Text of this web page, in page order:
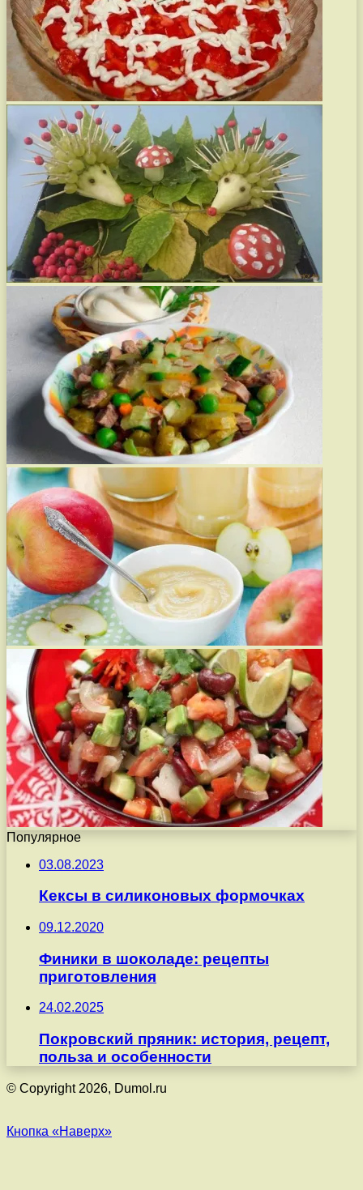
Популярное
03.08.2023
Кексы в силиконовых формочках
09.12.2020
Финики в шоколаде: рецепты
приготовления
24.02.2025
Покровский пряник: история, рецепт,
польза и особенности
© Copyright 2026, Dumol.ru
Кнопка «Наверх»